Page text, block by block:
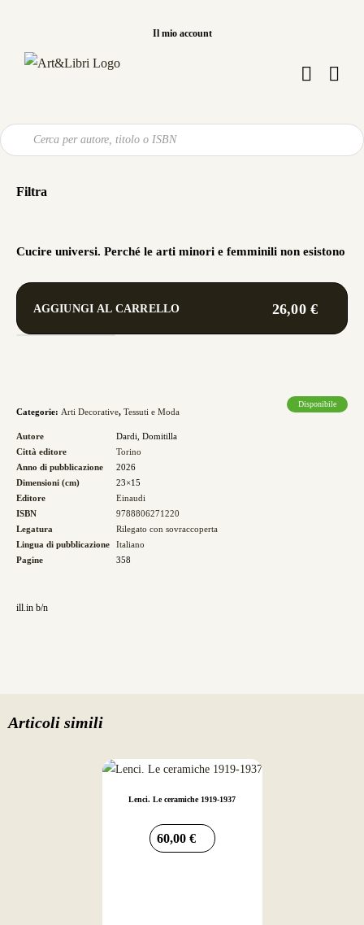
contenuto
Il mio account
Ricerca
prodotti
Filtra
Cucire universi. Perché le arti minori e femminili non esistono
AGGIUNGI AL CARRELLO 26,00 €
le
minori
e
esistono
Disponibile
Categorie: Arti Decorative, Tessuti e Moda
Autore
Dardi, Domitilla
Città editore
Torino
Anno di pubblicazione
2026
Dimensioni (cm)
23×15
Editore
Einaudi
ISBN
9788806271220
Legatura
Rilegato con sovraccoperta
Lingua di pubblicazione
Italiano
Pagine
358
ill.in b/n
Articoli simili
Lenci. Le ceramiche 1919-1937
60,00 €